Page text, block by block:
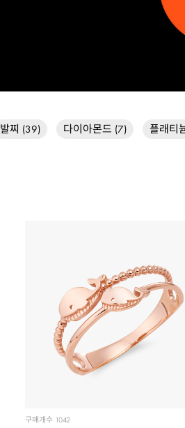
발찌 (39) 다이아몬드 (7) 플래티
구매개수 1042